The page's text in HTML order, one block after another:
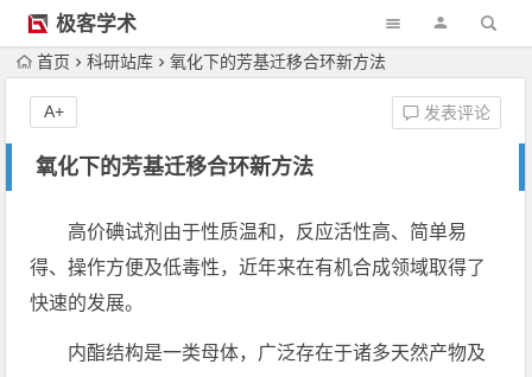
极客学术
首页 科研站库 氧化下的芳基迁移合环新方法
氧化下的芳基迁移合环新方法
发表评论
A+
高价碘试剂由于性质温和，反应活性高、简单易
得、操作方便及低毒性，近年来在有机合成领域取得了
快速的发展。
内酯结构是一类母体，广泛存在于诸多天然产物及